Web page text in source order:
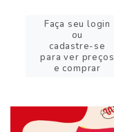
Faça seu login
ou
cadastre-se
para ver preços
e comprar